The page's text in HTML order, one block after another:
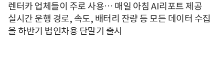
렌터카 업체들이 주로 사용… 매일 아침 AI리포트 제공
실시간 운행 경로, 속도, 배터리 잔량 등 모든 데이터 수집
올 하반기 법인차용 단말기 출시